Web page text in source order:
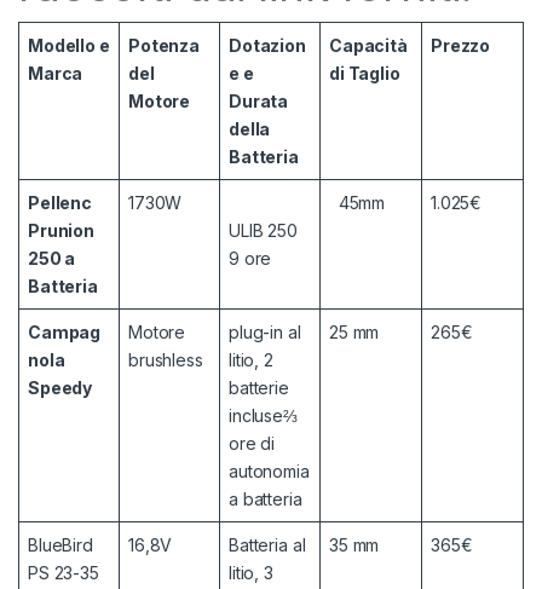
Modello e
Marca
Potenza
del
Motore
Dotazion
e e
Durata
della
Batteria
Capacità
di Taglio
Prezzo
Pellenc
Prunion
250 a
Batteria
1730W
ULIB 250
9 ore
45mm 1.025€
Campag
nola
Speedy
Motore
brushless
plug-in al
litio, 2
batterie
incluse⅔
ore di
autonomia
a batteria
25 mm 265€
BlueBird
PS 23-35
16,8V
Batteria al
litio, 3
35 mm 365€